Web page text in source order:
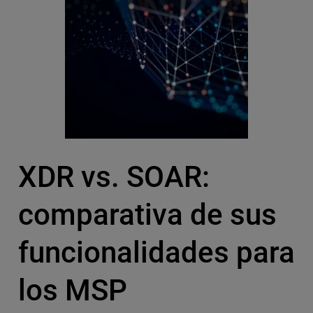
XDR vs. SOAR:
comparativa de sus
funcionalidades para
los MSP